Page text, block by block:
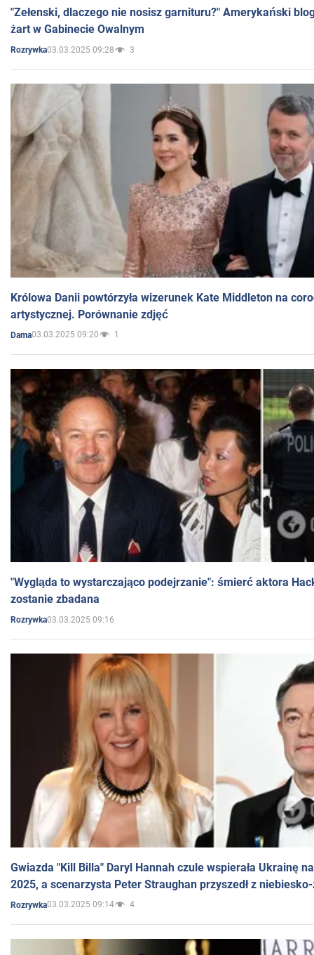
"Zełenski, dlaczego nie nosisz garnituru?" Amerykański
żart w Gabinecie Owalnym
Rozrywka03.03.2025 09:28 3
Królowa Danii powtórzyła wizerunek Kate Middleton na
artystycznej. Porównanie zdjęć
Dama03.03.2025 09:20 1
"Wygląda to wystarczająco podejrzanie": śmierć aktora
zostanie zbadana
Rozrywka03.03.2025 09:16
Gwiazda "Kill Billa" Daryl Hannah czule wspierała Ukrainę
2025, a scenarzysta Peter Straughan przyszedł z
Rozrywka03.03.2025 09:14 4